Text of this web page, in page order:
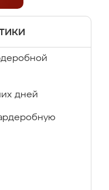
дней